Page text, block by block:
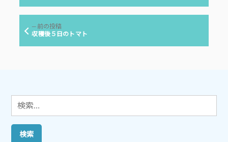
ナ
ー
前の投稿前
の
収穫後５日のトマト
検
索: